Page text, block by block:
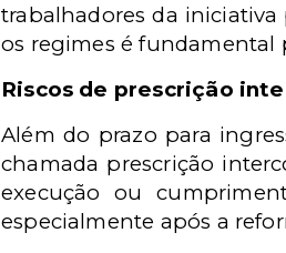
trabalhadores da
os regimes é fundamental
Riscos de prescrição
Além do prazo para
chamada prescrição
execução ou
especialmente após a